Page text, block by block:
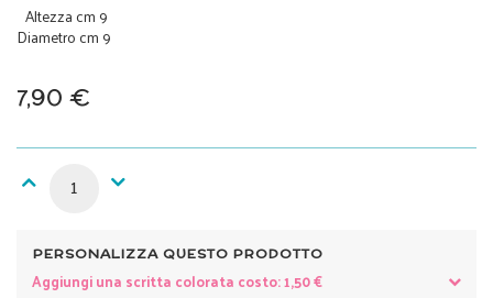
Altezza cm 9
Diametro cm 9
7,90 €
PERSONALIZZA QUESTO PRODOTTO
Aggiungi una scritta colorata costo: 1,50 €